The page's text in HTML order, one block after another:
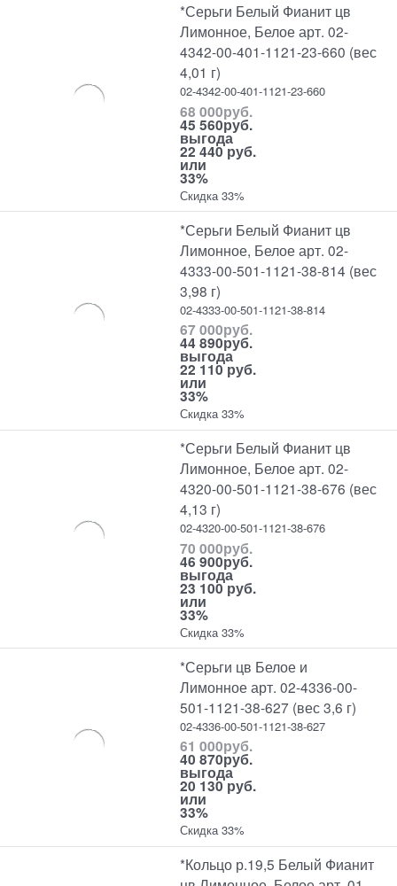
*Серьги Белый Фианит цв
Лимонное, Белое арт. 02-
4342-00-401-1121-23-660 (вес
4,01 г)
02-4342-00-401-1121-23-660
68 000руб.
45 560руб.
выгода
22 440 руб.
или
33%
Скидка 33%
*Серьги Белый Фианит цв
Лимонное, Белое арт. 02-
4333-00-501-1121-38-814 (вес
3,98 г)
02-4333-00-501-1121-38-814
67 000руб.
44 890руб.
выгода
22 110 руб.
или
33%
Скидка 33%
*Серьги Белый Фианит цв
Лимонное, Белое арт. 02-
4320-00-501-1121-38-676 (вес
4,13 г)
02-4320-00-501-1121-38-676
70 000руб.
46 900руб.
выгода
23 100 руб.
или
33%
Скидка 33%
*Серьги цв Белое и
Лимонное арт. 02-4336-00-
501-1121-38-627 (вес 3,6 г)
02-4336-00-501-1121-38-627
61 000руб.
40 870руб.
выгода
20 130 руб.
или
33%
Скидка 33%
*Кольцо р.19,5 Белый Фианит